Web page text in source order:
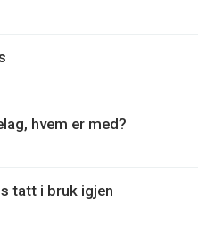
hvem er med?
tatt i bruk igjen